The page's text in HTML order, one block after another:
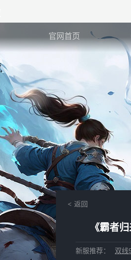
官网首页
返回
《霸者
新服推荐： 双线